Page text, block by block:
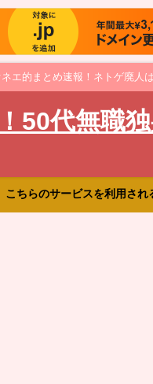
エ的まとめ速報！ネトゲ廃
50代無職
ちらのサービスを利用さ